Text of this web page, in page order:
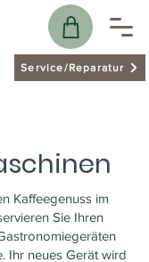
Service/Reparatur
Kaffeegenuss im
Sie Ihren
Ihr neues Gerät wird